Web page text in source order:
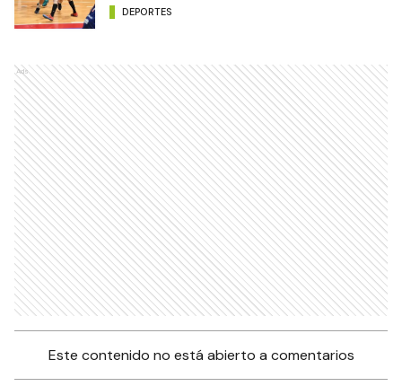
DEPORTES
Ads
Este contenido no está abierto a comentarios